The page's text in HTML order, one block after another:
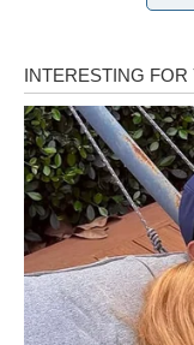
Primjenom ovog